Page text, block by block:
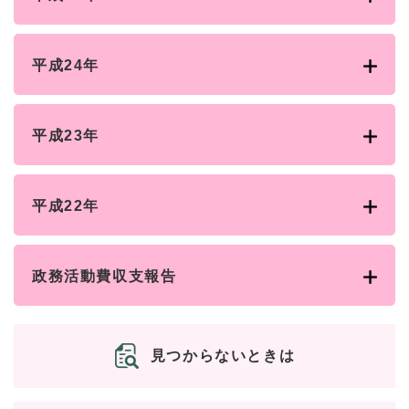
平成24年
平成23年
平成22年
政務活動費収支報告
見つからないときは